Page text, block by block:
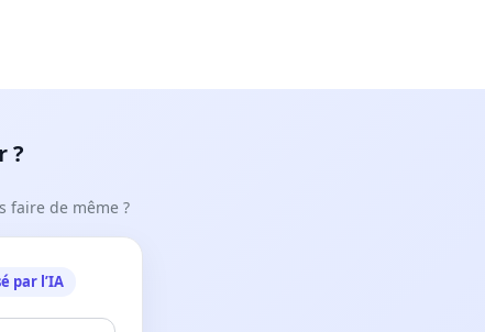
?
faire de même ?
par l’IA